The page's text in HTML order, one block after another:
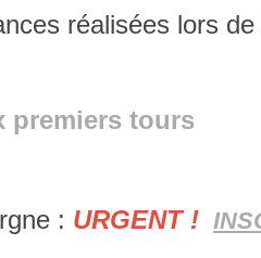
réalisées lors
premiers tours
: URGENT !